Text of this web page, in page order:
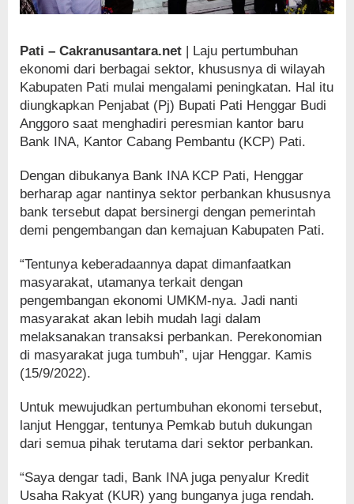
Pati – Cakranusantara.net | Laju pertumbuhan
ekonomi dari berbagai sektor, khususnya di wilayah
Kabupaten Pati mulai mengalami peningkatan. Hal itu
diungkapkan Penjabat (Pj) Bupati Pati Henggar Budi
Anggoro saat menghadiri peresmian kantor baru
Bank INA, Kantor Cabang Pembantu (KCP) Pati.
Dengan dibukanya Bank INA KCP Pati, Henggar
berharap agar nantinya sektor perbankan khususnya
bank tersebut dapat bersinergi dengan pemerintah
demi pengembangan dan kemajuan Kabupaten Pati.
“Tentunya keberadaannya dapat dimanfaatkan
masyarakat, utamanya terkait dengan
pengembangan ekonomi UMKM-nya. Jadi nanti
masyarakat akan lebih mudah lagi dalam
melaksanakan transaksi perbankan. Perekonomian
di masyarakat juga tumbuh”, ujar Henggar. Kamis
(15/9/2022).
Untuk mewujudkan pertumbuhan ekonomi tersebut,
lanjut Henggar, tentunya Pemkab butuh dukungan
dari semua pihak terutama dari sektor perbankan.
“Saya dengar tadi, Bank INA juga penyalur Kredit
Usaha Rakyat (KUR) yang bunganya juga rendah.